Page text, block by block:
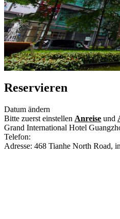
Reservieren
Datum ändern
Bitte zuerst einstellen Anreise und
Grand International Hotel
Telefon:
Adresse: 468 Tianhe North Road,